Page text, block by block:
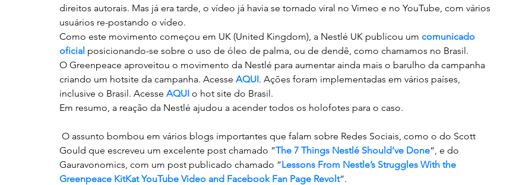
direitos autorais. Mas já era tarde, o vídeo já havia se tornado viral no Vimeo e no YouTube, com vários
usuários re-postando o vídeo.
Como este movimento começou em UK (United Kingdom), a Nestlé UK publicou um comunicado
oficial posicionando-se sobre o uso de óleo de palma, ou de dendê, como chamamos no Brasil.
O Greenpeace aproveitou o movimento da Nestlé para aumentar ainda mais o barulho da campanha
criando um hotsite da campanha. Acesse AQUI. Ações foram implementadas em vários países,
inclusive o Brasil. Acesse AQUI o hot site do Brasil.
Em resumo, a reação da Nestlé ajudou a acender todos os holofotes para o caso.
Gould que escreveu um excelente post chamado “The 7 Things Nestlé Should’ve Done“, e do
Gauravonomics, com um post publicado chamado “Lessons From Nestle’s Struggles With the
Greenpeace KitKat YouTube Video and Facebook Fan Page Revolt“.